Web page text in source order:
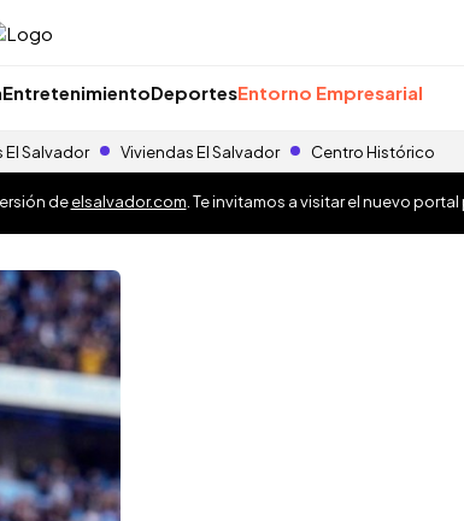
EntretenimientoDeportesEntorno Empresarial
El Salvador Viviendas El Salvador Centro Histórico
deelsalvador.com . Te invitamos a visitar el nuevo